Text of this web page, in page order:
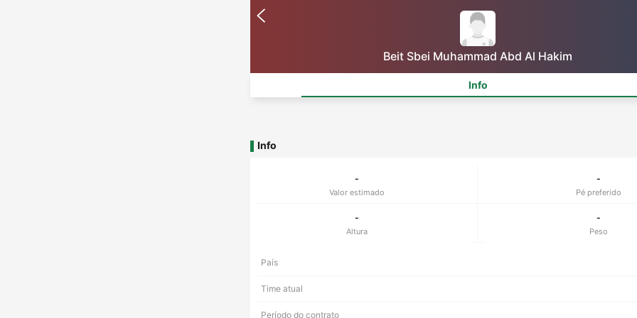
Beit Sbei Muhammad Abd Al Hakim
Info
Info
-
Valor estimado
-
Pé preferido
-
Altura
-
Peso
País
Time atual
Período do contrato